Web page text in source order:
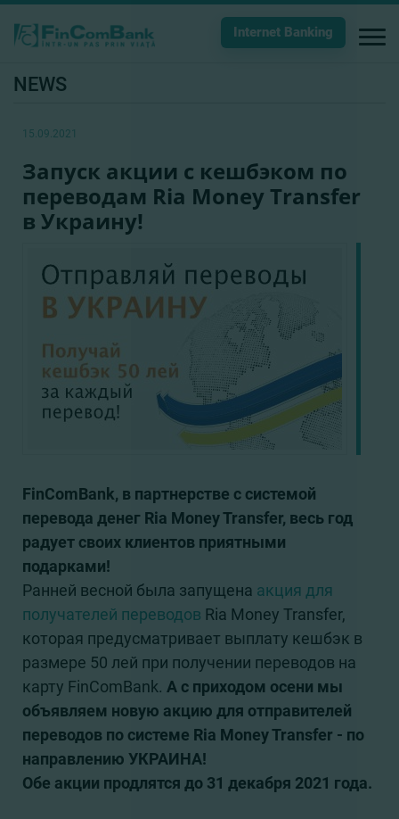
Internet Banking
NEWS
15.09.2021
Запуск акции с кешбэком по
переводам Ria Money Transfer
в Украину!
FinComBank, в партнерстве с системой
перевода денег Ria Money Transfer, весь год
радует своих клиентов приятными
подарками!
Ранней весной была запущена акция для
получателей переводов Ria Money Transfer,
которая предусматривает выплату кешбэк в
размере 50 лей при получении переводов на
карту FinComBank. А с приходом осени мы
объявляем новую акцию для отправителей
переводов по системе Ria Money Transfer - по
направлению УКРАИНА!
Обе акции продлятся до 31 декабря 2021 года.